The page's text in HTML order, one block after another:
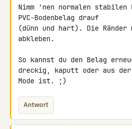
Nimm 'nen normalen
PVC-Bodenbelag drauf
(dünn und hart). Die Ränder
abkleben.
So kannst du den Belag
dreckig, kaputt oder aus der
Mode ist. ;)
Antwort